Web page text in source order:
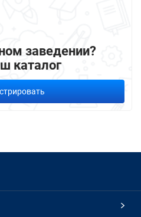
заведении?
каталог